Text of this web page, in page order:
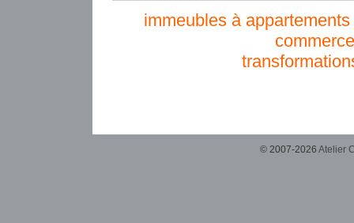
immeubles à
© 2007-2026 Atelier